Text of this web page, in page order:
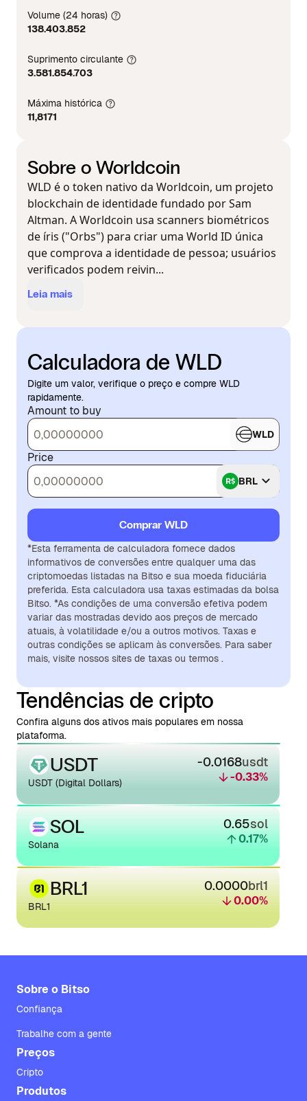
Volume (24 horas)
138.403.852
Suprimento circulante
3.581.854.703
Máxima histórica
11,8171
Sobre o Worldcoin
WLD é o token nativo da Worldcoin, um projeto
blockchain de identidade fundado por Sam
Altman. A Worldcoin usa scanners biométricos
de íris ("Orbs") para criar uma World ID única
que comprova a identidade de pessoa; usuários
verificados podem reivin...
Leia mais
Calculadora de WLD
Digite um valor, verifique o preço e compre WLD
rapidamente.
Amount to buy
WLD
Price
BRL
Comprar WLD
*Esta ferramenta de calculadora fornece dados
informativos de conversões entre qualquer uma das
criptomoedas listadas na Bitso e sua moeda fiduciária
preferida. Esta calculadora usa taxas estimadas da bolsa
Bitso. *As condições de uma conversão efetiva podem
variar das mostradas devido aos preços de mercado
atuais, à volatilidade e/ou a outros motivos. Taxas e
outras condições se aplicam às conversões. Para saber
mais, visite nossos sites de taxas ou termos .
Tendências de cripto
Confira alguns dos ativos mais populares em nossa
plataforma.
USDT
USDT (Digital Dollars)
-0.0168usdt
-0.33%
SOL
Solana
0.65sol
0.17%
BRL1
BRL1
0.0000brl1
0.00%
Sobre o Bitso
Confiança
Trabalhe com a gente
Preços
Cripto
Produtos